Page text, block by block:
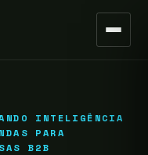
INTELIGÊNCIA
PARA
B2B